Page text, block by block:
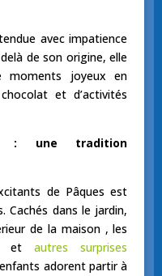
avec impatience
de son origine, elle
moments joyeux en
et d’activités
: une tradition
de Pâques est
Cachés dans le jardin,
de la maison , les
etautres surprises
adorent partir à